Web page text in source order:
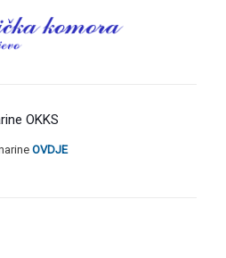
OKKS
OVDJE